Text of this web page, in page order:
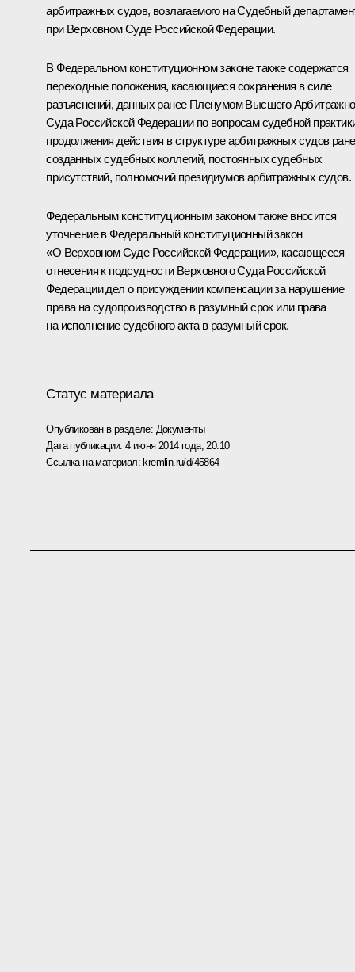
арбитражных судов, возлагаемого на Судебный
при Верховном Суде Российской Федерации.
В Федеральном конституционном законе также содержатся
переходные положения, касающиеся сохранения в силе
разъяснений, данных ранее Пленумом Высшего
Суда Российской Федерации по вопросам судебной
продолжения действия в структуре арбитражных судов
созданных судебных коллегий, постоянных судебных
присутствий, полномочий президиумов арбитражных судов.
Федеральным конституционным законом также вносится
уточнение в Федеральный конституционный закон
«О Верховном Суде Российской Федерации», касающееся
отнесения к подсудности Верховного Суда Российской
Федерации дел о присуждении компенсации за нарушение
права на судопроизводство в разумный срок или права
на исполнение судебного акта в разумный срок.
Статус материала
Опубликован в разделе: Документы
Дата публикации:4 июня 2014 года, 20:10
Ссылка на материал: kremlin.ru/d/45864